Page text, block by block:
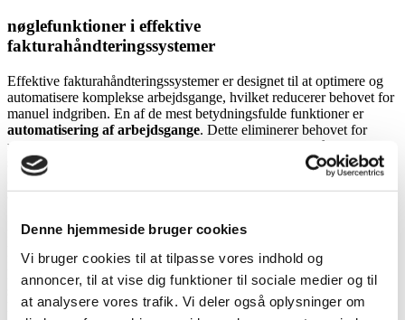
Denne hjemmeside bruger cookies
Vi bruger cookies til at tilpasse vores indhold og
annoncer, til at vise dig funktioner til sociale medier og til
at analysere vores trafik. Vi deler også oplysninger om
nøglefunktioner i effektive
fakturahåndteringssystemer
Effektive fakturahåndteringssystemer er designet til at optimere og
automatisere komplekse arbejdsgange, hvilket reducerer behovet for
manuel indgriben. En af de mest betydningsfulde funktioner er
automatisering af arbejdsgange. Dette eliminerer behovet for
manuel dataindtastning og sparer tid, som kan bruges på mere
strategiske opgaver. For eksempel tilbyder både Pleo og Digisense
A/S løsninger, der strømliner fakturahåndteringen ved at
automatisere rutineopgaver.
Et andet centralt element i et effektivt system er
Disse strukturerede processer sikrer, at fakturaer bevæger sig smidigt
fra modtagelse til betaling uden unødvendige forsinkelser. ZeBon og
Digisense A/S er kendt for deres avancerede godkendelsesflows, der
sikrer, at alle trin i processen er gennemsigtige og kontrollerbare.
Læs mere om voresgodkendelsesflowfor at se, hvordan det kan